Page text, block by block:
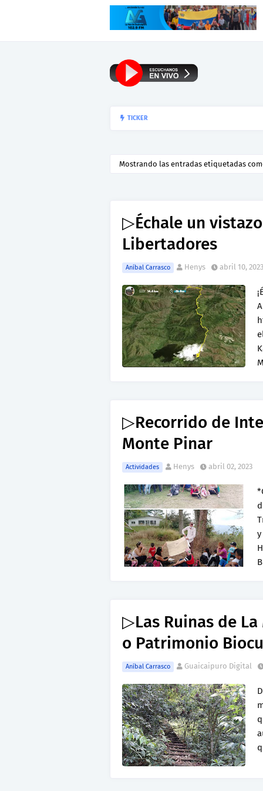
TICKER
Mostrando las entradas etiquetadas
▷Échale un
Libertadores
Aníbal Carrasco Henys abril 10, 2023
▷Recorrido de
Monte Pinar
Actividades Henys abril 02, 2023
▷Las Ruinas de
o Patrimonio
Aníbal Carrasco Guaicaipuro Digital